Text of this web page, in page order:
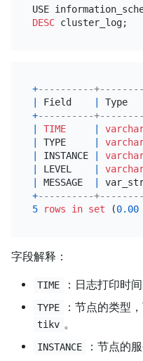
DESC
+----------
Field
+----------
TIME
TYPE
INSTANCE
LEVEL
MESSAGE
+----------
5
rows in set (0.00
字段解释：
TIME ：日志打印时间
TYPE ：节点的类型
tikv 。
INSTANCE ：节点的